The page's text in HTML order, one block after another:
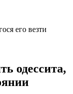
одессита,